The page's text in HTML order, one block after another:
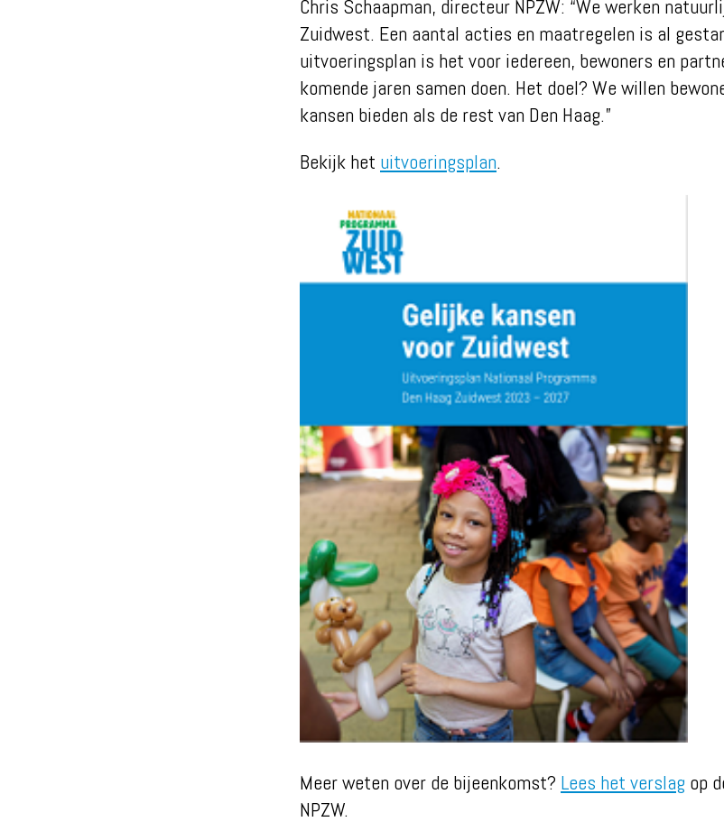
Chris Schaapman, directeur NPZW: “We werken
Zuidwest. Een aantal acties en maatregelen is al
uitvoeringsplan is het voor iedereen, bewoners en
komende jaren samen doen. Het doel? We willen
kansen bieden als de rest van Den Haag.”
Bekijk het uitvoeringsplan.
Meer weten over de bijeenkomst? Lees het verslag op
NPZW.